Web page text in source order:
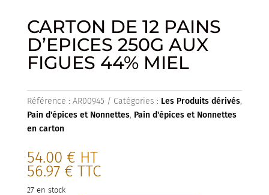
CARTON DE 12 PAINS
D’EPICES 250G AUX
FIGUES 44% MIEL
Référence : AR00945 Catégories : Les Produits dérivés,
Pain d'épices et Nonnettes, Pain d'épices et Nonnettes
en carton
54.00 € HT
56.97 € TTC
27 en stock